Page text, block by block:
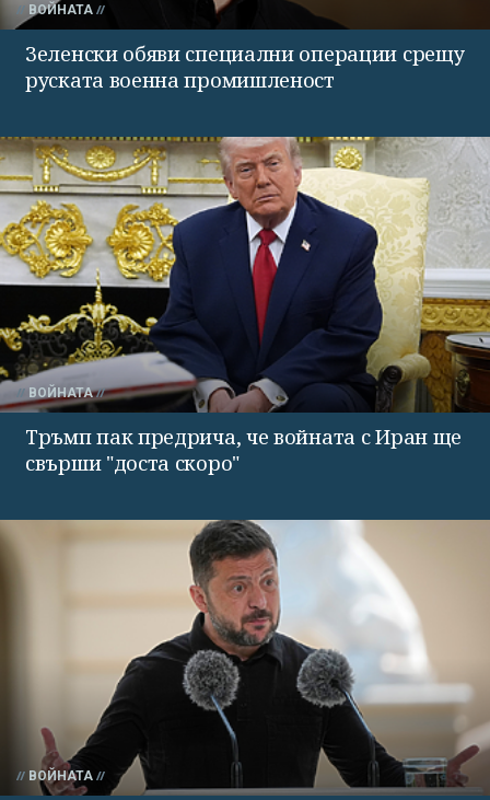
ВОЙНАТА
Зеленски обяви специални операции срещу
руската военна промишленост
ВОЙНАТА
Тръмп пак предрича, че войната с Иран ще
свърши "доста скоро"
ВОЙНАТА